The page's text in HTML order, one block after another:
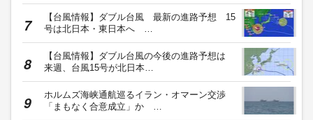
【台風情報】ダブル台風 最新の進路予想 15
号は北日本・東日本へ …
【台風情報】ダブル台風の今後の進路予想は
来週、台風15号が北日本…
ホルムズ海峡通航巡るイラン・オマーン交渉
「まもなく合意成立」か …